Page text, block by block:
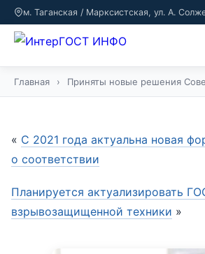
м. Таганская / Марксистская, ул. А.
Главная › Приняты новые решения
« С 2021 года актуальна новая
о соответствии
Планируется актуализировать
взрывозащищенной техники »